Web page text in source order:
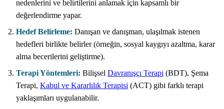
nedenlerini ve belirtilerini anlamak için kapsamlı bir
değerlendirme yapar.
Hedef Belirleme: Danışan ve danışman, ulaşılmak istenen
hedefleri birlikte belirler (örneğin, sosyal kaygıyı azaltma, karar
alma becerilerini geliştirme).
Terapi Yöntemleri: Bilişsel Davranışçı Terapi (BDT), Şema
Terapi, Kabul ve Kararlılık Terapisi (ACT) gibi farklı terapi
yaklaşımları uygulanabilir.